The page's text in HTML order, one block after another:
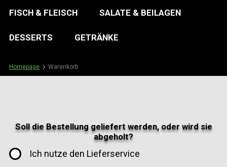
FISCH & FLEISCH SALATE & BEILAGEN
DESSERTS GETRÄNKE
Homepage Warenkorb
Soll die Bestellung geliefert werden, oder wird sie
abgeholt?
Ich nutze den Lieferservice